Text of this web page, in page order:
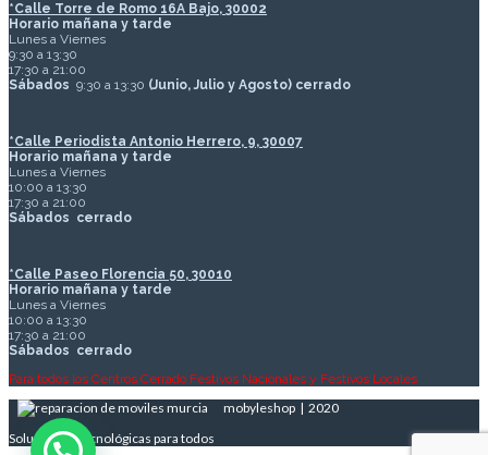
*Calle Torre de Romo 16A Bajo, 30002
Horario mañana y tarde
Lunes a Viernes
9:30 a 13:30
17:30 a 21:00
Sábados 9:30 a 13:30 (Junio, Julio y Agosto) cerrado
*Calle Periodista Antonio Herrero, 9, 30007
Horario mañana y tarde
Lunes a Viernes
10:00 a 13:30
17:30 a 21:00
Sábados cerrado
*Calle Paseo Florencia 50, 30010
Horario mañana y tarde
Lunes a Viernes
10:00 a 13:30
17:30 a 21:00
Sábados cerrado
Para todos los Centros Cerrado Festivos Nacionales y Festivos Locales
mobyleshop | 2020
Soluciones Tecnológicas para todos